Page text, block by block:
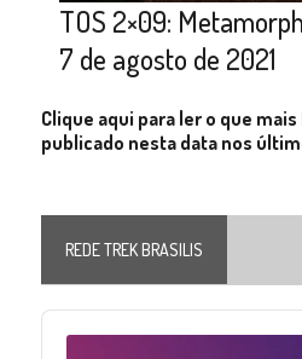
TOS 2×09:
7 de agosto de 2021
Clique aqui para ler o que
publicado nesta data nos
REDE TREK BRASILIS
Audio
Player